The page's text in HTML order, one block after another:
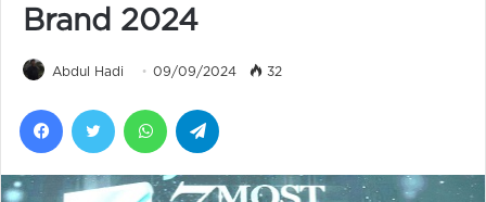
Brand 2024
Abdul Hadi 09/09/2024 32
FacebookTwitter WhatsApp